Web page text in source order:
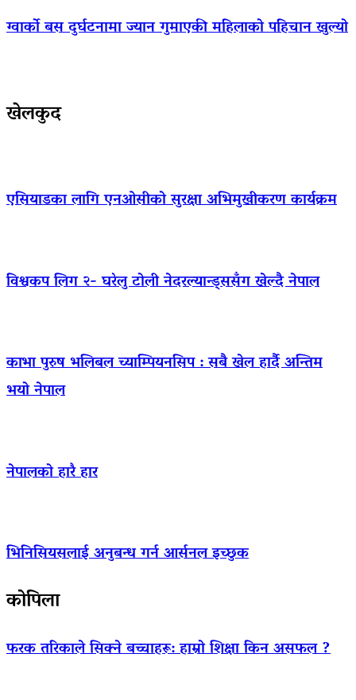
ग्वार्को बस दुर्घटनामा ज्यान गुमाएकी महिलाको पहिचान खुल्यो
खेलकुद
एसियाडका लागि एनओसीको सुरक्षा अभिमुखीकरण कार्यक्रम
विश्वकप लिग २- घरेलु टोली नेदरल्यान्ड्ससँग खेल्दै नेपाल
काभा पुरुष भलिबल च्याम्पियनसिप : सबै खेल हार्दै अन्तिम
भयो नेपाल
नेपालको हारै हार
भिनिसियसलाई अनुबन्ध गर्न आर्सनल इच्छुक
कोपिला
फरक तरिकाले सिक्ने बच्चाहरू: हाम्रो शिक्षा किन असफल ?